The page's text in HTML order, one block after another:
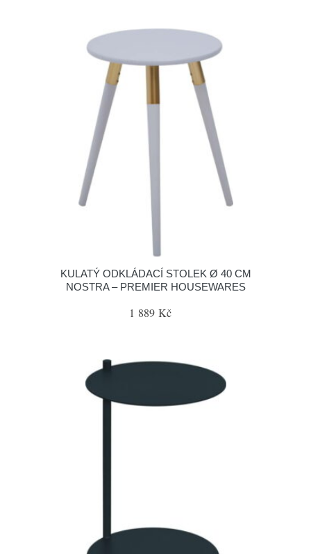
KULATÝ ODKLÁDACÍ STOLEK Ø 40 CM
NOSTRA – PREMIER HOUSEWARES
1 889 Kč